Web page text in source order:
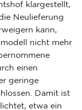
klargestellt,
Neulieferung
kann,
nicht mehr
einen
geringe
Damit ist
etwa ein